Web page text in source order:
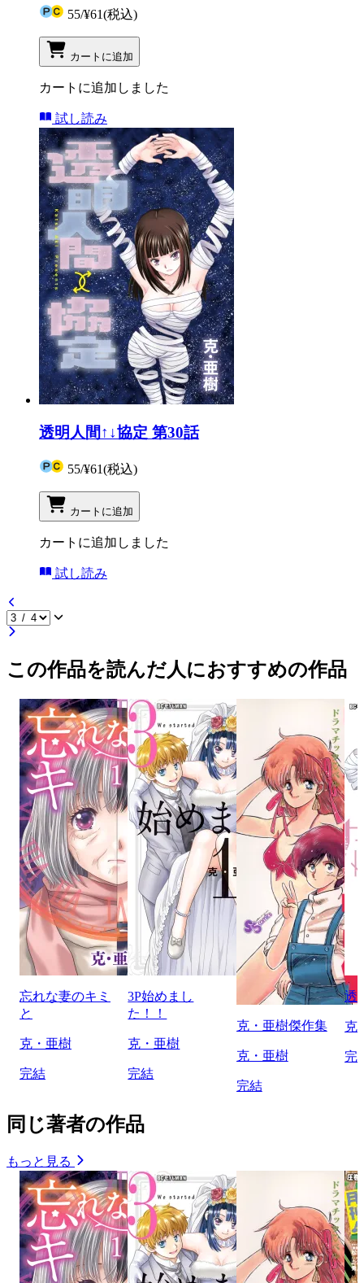
55/¥61(税込)
カートに追加
カートに追加しました
試し読み
透明人間↑↓協定 第30話
55/¥61(税込)
カートに追加
カートに追加しました
試し読み
この作品を読んだ人におすすめの作品
忘れな妻のキミ
と
克・亜樹
完結
3P始めまし
た！！
克・亜樹
完結
克・亜樹傑作集
克・亜樹
完結
透
克
完
同じ著者の作品
もっと見る